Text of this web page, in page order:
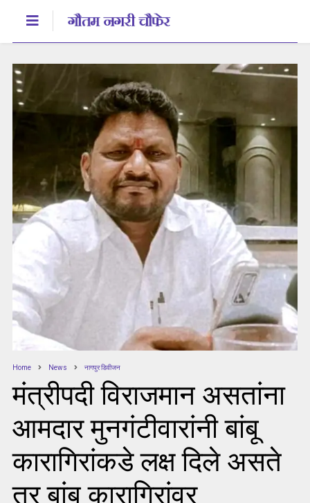
Home News नागपुर डिवीजन
मंत्रीपदी विराजमान असतांना
आमदार मुनगंटीवारांनी बांबू
कारागिरांकडे लक्ष दिले असते
तर बांबू कारागिरांवर